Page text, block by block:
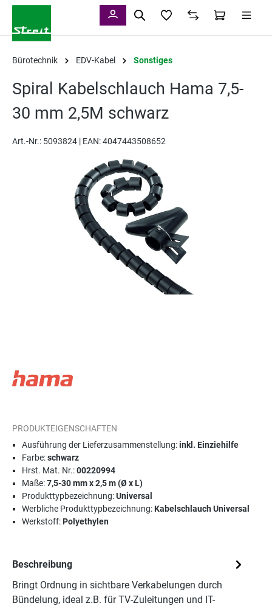
Bürotechnik EDV-Kabel Sonstiges
Spiral Kabelschlauch Hama 7,5-
30 mm 2,5M schwarz
Art.-Nr.: 5093824 | EAN: 4047443508652
Bildergalerie überspringen
PRODUKTEIGENSCHAFTEN
Ausführung der Lieferzusammenstellung:inkl. Einziehilfe
Farbe:schwarz
Hrst. Mat. Nr.:00220994
Maße:7,5-30 mm x 2,5 m (Ø x L)
Produkttypbezeichnung:Universal
Werbliche Produkttypbezeichnung:Kabelschlauch Universal
Werkstoff:Polyethylen
Beschreibung
Bringt Ordnung in sichtbare Verkabelungen durch
Bündelung, ideal z.B. für TV-Zuleitungen und IT-